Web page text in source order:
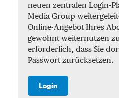
neuen zentralen Login-
Media Group
Online-Angebot Ihres
gewohnt weiternutzen
erforderlich, dass Sie
Passwort zurücksetzen.
Login